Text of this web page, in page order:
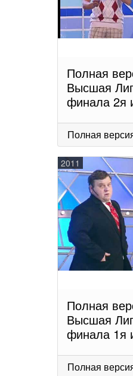
Полная
Высшая
финала 2я
Полная
2011
Полная
Высшая
финала 1я
Полная